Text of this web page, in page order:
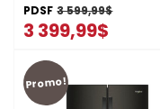
PDSF 3 599,99$
3 399,99$
Promo!